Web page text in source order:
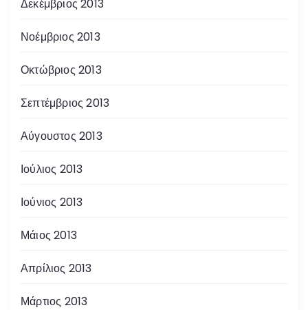
Δεκέμβριος 2013
Νοέμβριος 2013
Οκτώβριος 2013
Σεπτέμβριος 2013
Αύγουστος 2013
Ιούλιος 2013
Ιούνιος 2013
Μάιος 2013
Απρίλιος 2013
Μάρτιος 2013